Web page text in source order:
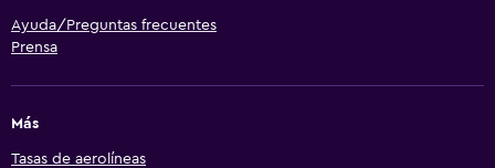
Ayuda/Preguntas frecuentes
Prensa
Más
Tasas de aerolíneas